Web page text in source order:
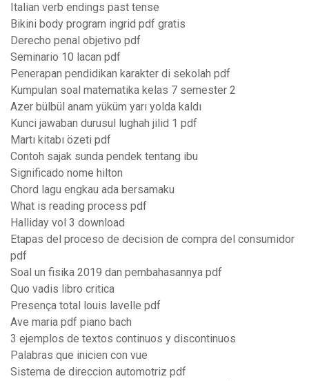
Italian verb endings past tense
Bikini body program ingrid pdf gratis
Derecho penal objetivo pdf
Seminario 10 lacan pdf
Penerapan pendidikan karakter di sekolah pdf
Kumpulan soal matematika kelas 7 semester 2
Azer bülbül anam yüküm yarı yolda kaldı
Kunci jawaban durusul lughah jilid 1 pdf
Martı kitabı özeti pdf
Contoh sajak sunda pendek tentang ibu
Significado nome hilton
Chord lagu engkau ada bersamaku
What is reading process pdf
Halliday vol 3 download
Etapas del proceso de decision de compra del consumidor
pdf
Soal un fisika 2019 dan pembahasannya pdf
Quo vadis libro critica
Presença total louis lavelle pdf
Ave maria pdf piano bach
3 ejemplos de textos continuos y discontinuos
Palabras que inicien con vue
Sistema de direccion automotriz pdf